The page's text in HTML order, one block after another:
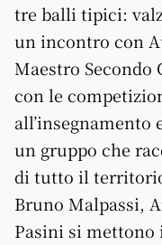
tre balli tipici:
un incontro con
Maestro Secondo
con le
un gruppo che
di tutto il
Bruno Malpassi,
Pasini si mettono